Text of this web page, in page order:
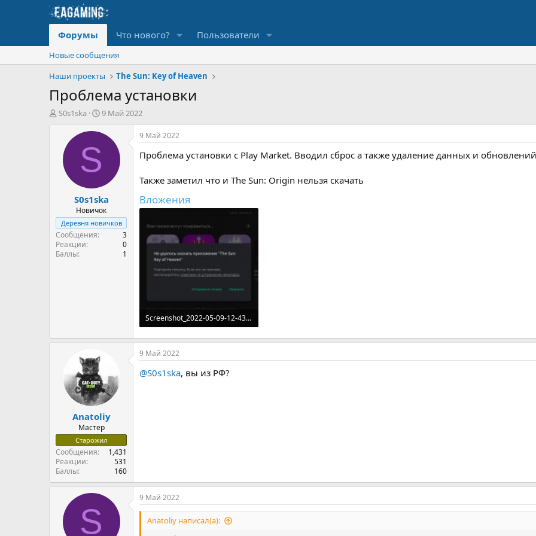
Форумы Что нового? Пользователи
Новые сообщения
Наши проекты
The Sun: Key of Heaven
Проблема установки
А
S0s1ska
Д
т
а
л
а
9 Май 2022
S
S0s1ska
Новичок
Деревня новичков
Сообщения
3
Реакции
0
Баллы
1
9 Май 2022
Проблема установки с Play Market. Вводил сброс а также удаление данных и
Также заметил что и The Sun: Origin нельзя скачать
Вложения
Screenshot_2022-05-09-12-43-48-278_com.android.vending.jpg
412.2 KB · Просмотры: 33
Anatoliy
Мастер
Старожил
Сообщения
1,431
Реакции
531
Баллы
160
9 Май 2022
@S0s1ska, вы из РФ?
S
9 Май 2022
Anatoliy написал(а):